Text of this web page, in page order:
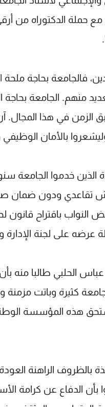
حملة الدكتوراه من
فالجامعة بحاجة
منهم. الجامعة
في هذا المجال.
بالأمان
الذين خدموا
تقاعدي ودون ضمان
النواب باقتراح
عرضه على لجنة الإدارة
عباس الحلبي طالبا منه
كثيرة وباتت مزمنة
هذه المؤسسة
الراهنة
بأن الدفاع عن كرامة